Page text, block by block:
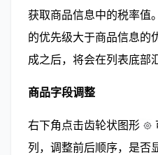
获取商品信息中的税率值
的优先级大于商品信息的
成之后，将会在列表底部
商品字段调整
右下角点击齿轮状图形
列，调整前后顺序，是否